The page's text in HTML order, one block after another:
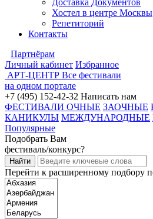
Доставка Документов
Хостел в центре Москвы
Репетиторий
Контакты
Партнёрам
Личный кабинет Избранное
АРТ-ЦЕНТР Все фестивали
на одном портале
+7 (495) 152-42-32 Написать нам
ФЕСТИВАЛИ ОЧНЫЕ ЗАОЧНЫЕ
КАНИКУЛЫ МЕЖДУНАРОДНЫЕ
Популярные
Подобрать Вам
фестиваль/конкурс?
Перейти к расширенному подбору